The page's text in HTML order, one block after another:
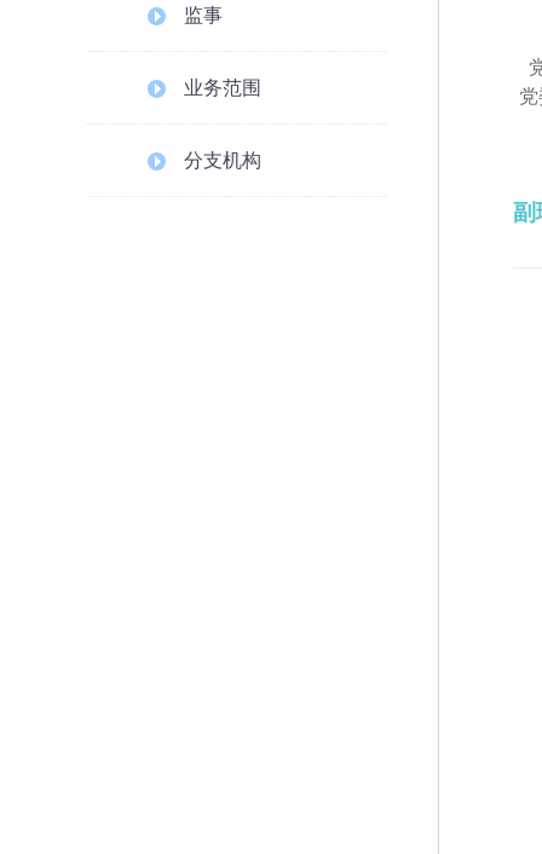
监事
业务范围
分支机构
副